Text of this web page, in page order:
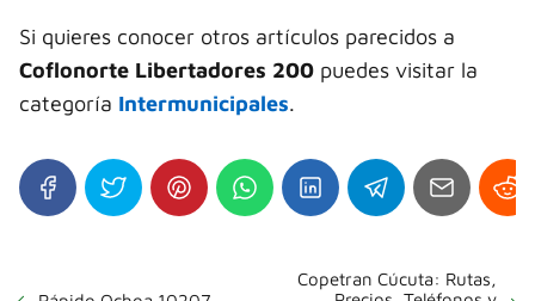
Si quieres conocer otros artículos parecidos a
Coflonorte Libertadores 200 puedes visitar la
categoría Intermunicipales.
Copetran Cúcuta: Rutas,